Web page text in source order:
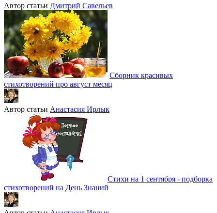
Автор статьи Дмитрий Савельев
Сборник красивых
стихотворений про август месяц
Автор статьи Анастасия Ирлык
Стихи на 1 сентября - подборка
стихотворений на День Знаний